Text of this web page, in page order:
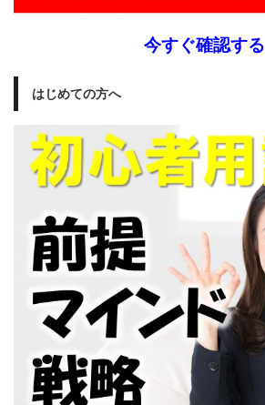
今すぐ確認する
はじめての方へ